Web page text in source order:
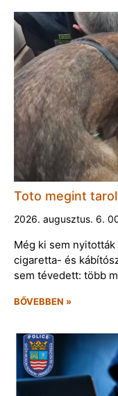
Toto megint
2026. augusztus. 6.
Még ki sem
cigaretta- és
sem tévedett: több
BŐVEBBEN »